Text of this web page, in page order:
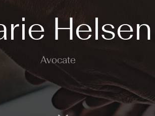
Helsen
Avocate